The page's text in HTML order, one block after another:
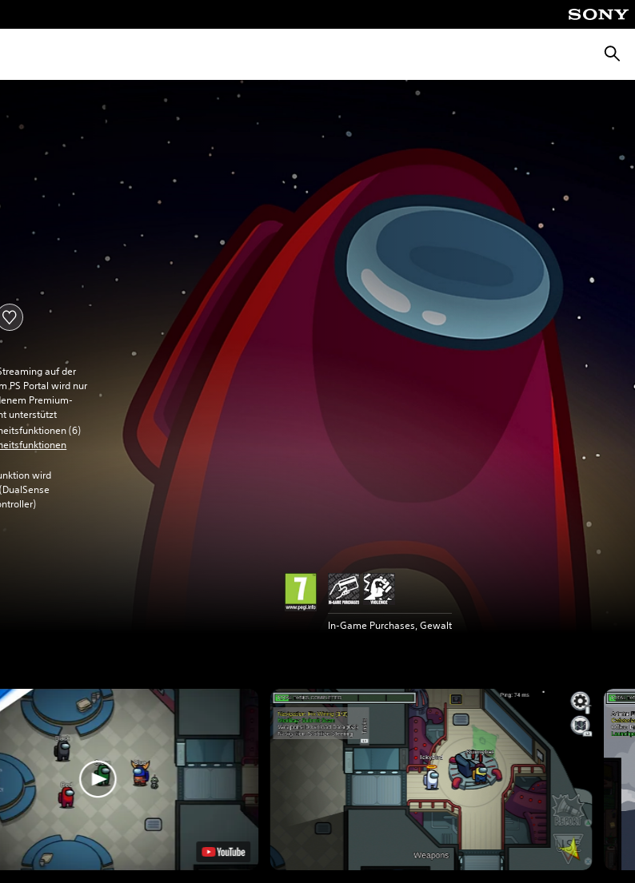
auf der
PS Portal wird nur
Premium-
unterstützt
(6)
wird
In-Game Purchases, Gewalt